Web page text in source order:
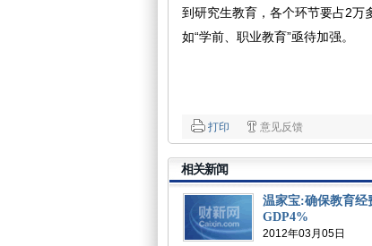
到研究生教育，各个环节要占2万
如“学前、职业教育”亟待加强。
打印 意见反馈
相关新闻
温家宝:确保教育经
GDP4%
2012年03月05日